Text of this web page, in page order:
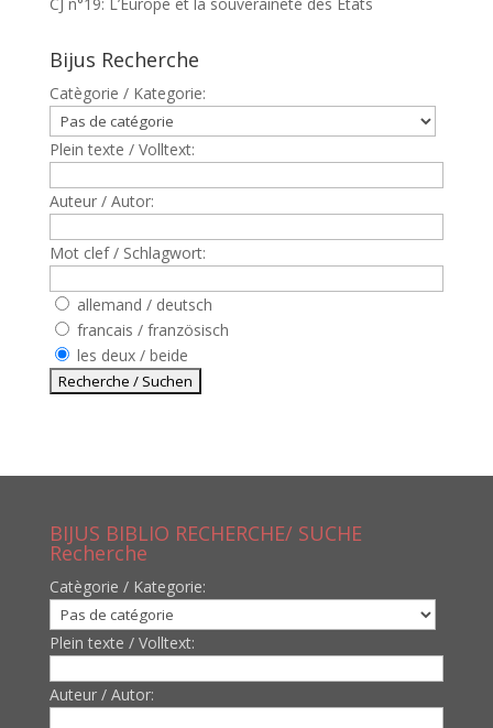
Bijus Recherche
Catègorie / Kategorie:
Plein texte / Volltext:
Auteur / Autor:
Mot clef / Schlagwort:
allemand / deutsch
francais / französisch
les deux / beide
BIJUS BIBLIO RECHERCHE/ SUCHE
Recherche
Catègorie / Kategorie:
Plein texte / Volltext:
Auteur / Autor: